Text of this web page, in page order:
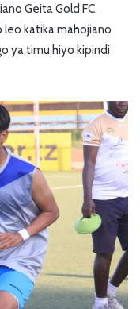
Geita Gold FC,
katika mahojiano
ya timu hiyo kipindi